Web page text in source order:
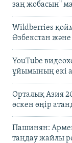
заң жобасын"
Wildberries
Өзбекстан
YouTube
ұйымының екі
Орталық Азия
өскен өңір
Пашинян:
таңдау жайлы